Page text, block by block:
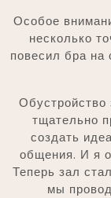
Особое
несколько
повесил бра на
тщательно
создать
общения. И я
Теперь зал
мы